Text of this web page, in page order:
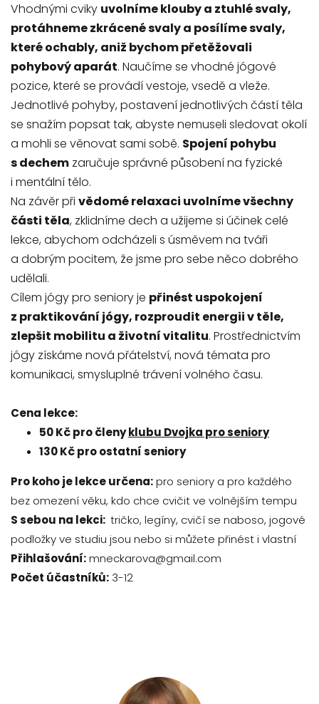
Vhodnými cviky uvolníme klouby a ztuhlé svaly,
protáhneme zkrácené svaly a posílíme svaly,
které ochably, aniž bychom přetěžovali
pohybový aparát. Naučíme se vhodné jógové
pozice, které se provádí vestoje, vsedě a vleže.
Jednotlivé pohyby, postavení jednotlivých částí těla
se snažím popsat tak, abyste nemuseli sledovat okolí
a mohli se věnovat sami sobě. Spojení pohybu
s dechem zaručuje správné působení na fyzické
i mentální tělo.
Na závěr při vědomé relaxaci uvolníme všechny
části těla, zklidníme dech a užijeme si účinek celé
lekce, abychom odcházeli s úsměvem na tváři
a dobrým pocitem, že jsme pro sebe něco dobrého
udělali.
Cílem jógy pro seniory je přinést uspokojení
z praktikování jógy, rozproudit energii v těle,
zlepšit mobilitu a životní vitalitu. Prostřednictvím
jógy získáme nová přátelství, nová témata pro
komunikaci, smysluplné trávení volného času.
Cena lekce:
50 Kč pro členyklubu Dvojka pro seniory
130 Kč pro ostatní seniory
Pro koho je lekce určena:pro seniory a pro každého
bez omezení věku, kdo chce cvičit ve volnějším tempu
S sebou na lekci: tričko, legíny, cvičí se naboso, jogové
podložky ve studiu jsou nebo si můžete přinést i vlastní
Přihlašování:mneckarova@gmail.com
Počet účastníků: 3-12